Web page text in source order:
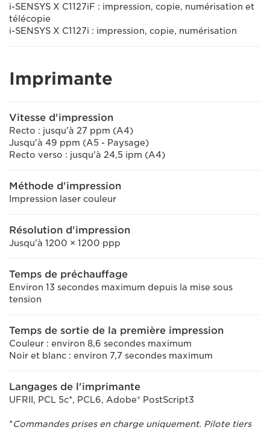
i-SENSYS X C1127iF : impression, copie, numérisation et
télécopie
i-SENSYS X C1127i : impression, copie, numérisation
Imprimante
Vitesse d'impression
Recto : jusqu'à 27 ppm (A4)
Jusqu'à 49 ppm (A5 - Paysage)
Recto verso : jusqu'à 24,5 ipm (A4)
Méthode d'impression
Impression laser couleur
Résolution d'impression
Jusqu'à 1200 × 1200 ppp
Temps de préchauffage
Environ 13 secondes maximum depuis la mise sous
tension
Temps de sortie de la première impression
Couleur : environ 8,6 secondes maximum
Noir et blanc : environ 7,7 secondes maximum
Langages de l'imprimante
UFRII, PCL 5c*, PCL6, Adobe® PostScript3
*Commandes prises en charge uniquement. Pilote tiers